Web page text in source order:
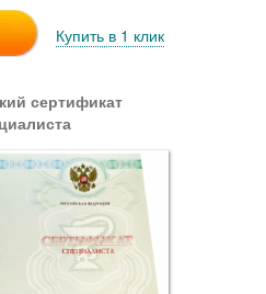
Купить в 1 клик
сертификат